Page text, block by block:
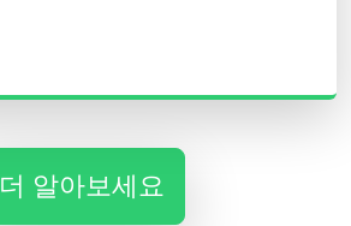
더 알아보세요